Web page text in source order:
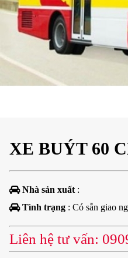
XE BUÝT 60
Nhà sản xuất :
Tình trạng : Có sẵn giao
Liên hệ tư vấn: